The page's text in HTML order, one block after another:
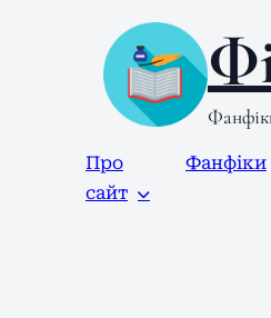
Про
сайт
Фанфіки